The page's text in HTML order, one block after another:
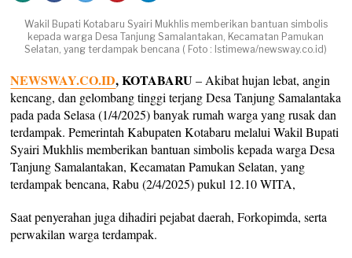
Wakil Bupati Kotabaru Syairi Mukhlis memberikan bantuan simbolis
kepada warga Desa Tanjung Samalantakan, Kecamatan Pamukan
Selatan, yang terdampak bencana ( Foto : Istimewa/newsway.co.id)
NEWSWAY.CO.ID, KOTABARU– Akibat hujan lebat, angin
kencang, dan gelombang tinggi terjang Desa Tanjung Samalantaka
pada pada Selasa (1/4/2025) banyak rumah warga yang rusak dan
terdampak. Pemerintah Kabupaten Kotabaru melalui Wakil Bupati
Syairi Mukhlis memberikan bantuan simbolis kepada warga Desa
Tanjung Samalantakan, Kecamatan Pamukan Selatan, yang
terdampak bencana, Rabu (2/4/2025) pukul 12.10 WITA,
Saat penyerahan juga dihadiri pejabat daerah, Forkopimda, serta
perwakilan warga terdampak.